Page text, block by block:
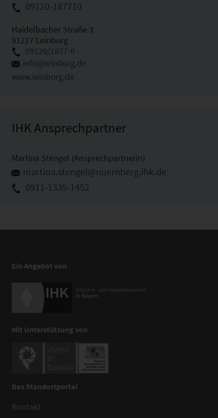
09120-187710
Haidelbacher Straße 3
91227 Leinburg
09120/1877-0
info@leinburg.de
www.leinburg.de
IHK Ansprechpartner
Martina Stengel (Ansprechpartnerin)
martina.stengel@nuernberg.ihk.de
0911-1335-1452
Ein Angebot von
Mit Unterstützung von
Das Standortportal
Kontakt